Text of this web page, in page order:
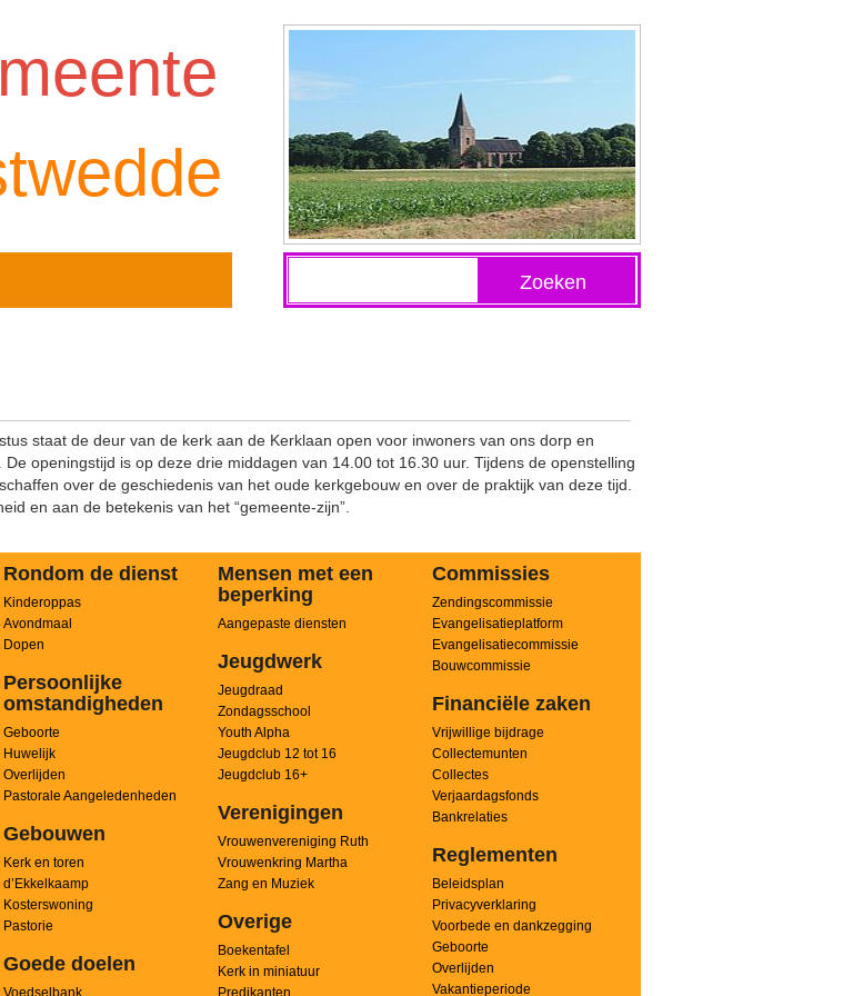
Zoeken
staat de deur van de kerk aan de Kerklaan open voor inwoners van ons dorp en
openingstijd is op deze drie middagen van 14.00 tot 16.30 uur. Tijdens de openstelling
over de geschiedenis van het oude kerkgebouw en over de praktijk van deze tijd.
en aan de betekenis van het “gemeente-zijn”.
Rondom de dienst
Kinderoppas
Avondmaal
Dopen
Persoonlijke
omstandigheden
Geboorte
Huwelijk
Overlijden
Pastorale Aangeledenheden
Gebouwen
Kerk en toren
d’Ekkelkaamp
Kosterswoning
Pastorie
Goede doelen
Voedselbank
Mensen met een
beperking
Aangepaste diensten
Jeugdwerk
Jeugdraad
Zondagsschool
Youth Alpha
Jeugdclub 12 tot 16
Jeugdclub 16+
Verenigingen
Vrouwenvereniging Ruth
Vrouwenkring Martha
Zang en Muziek
Overige
Boekentafel
Kerk in miniatuur
Predikanten
Commissies
Zendingscommissie
Evangelisatieplatform
Evangelisatiecommissie
Bouwcommissie
Financiële zaken
Vrijwillige bijdrage
Collectemunten
Collectes
Verjaardagsfonds
Bankrelaties
Reglementen
Beleidsplan
Privacyverklaring
Voorbede en dankzegging
Geboorte
Overlijden
Vakantieperiode